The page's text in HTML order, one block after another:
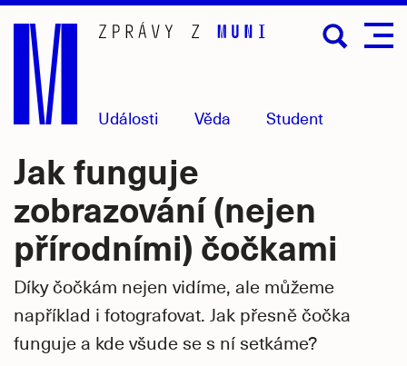
Přejít
hlavní
obsah
Události Věda Student
Jak funguje
zobrazování (nejen
přírodními) čočkami
Díky čočkám nejen vidíme, ale můžeme
například i fotografovat. Jak přesně čočka
funguje a kde všude se s ní setkáme?